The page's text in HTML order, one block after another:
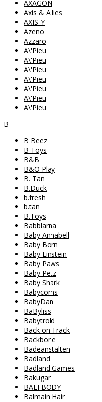
AXAGON
Axis & Allies
AXIS-Y
Azeno
Azzaro
A\'Pieu
A\'Pieu
A\'Pieu
A\'Pieu
A\'Pieu
A\'Pieu
A\'Pieu
B
B Beez
B Toys
B&B
B&O Play
B. Tan
B.Duck
b.fresh
b.tan
B.Toys
Babblarna
Baby Annabell
Baby Born
Baby Einstein
Baby Paws
Baby Petz
Baby Shark
Babycorns
BabyDan
BaByliss
Babytrold
Back on Track
Backbone
Badeanstalten
Badland
Badland Games
Bakugan
BALI BODY
Balmain Hair